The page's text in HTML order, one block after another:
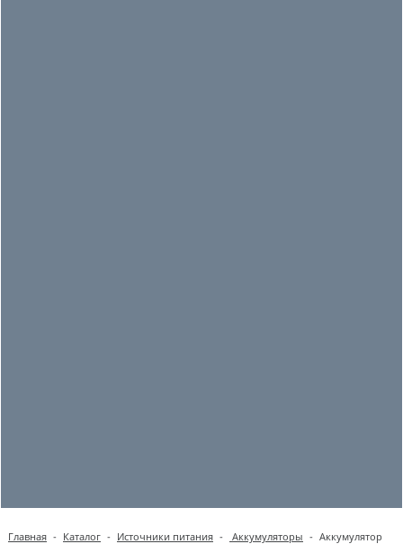
Главная - Каталог - Источники питания - Аккумуляторы - Аккумулятор